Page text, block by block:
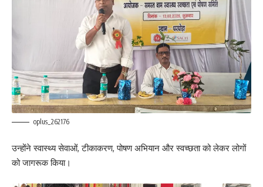
oplus_262176
उन्होंने स्वास्थ्य सेवाओं, टीकाकरण, पोषण अभियान और स्वच्छता को लेकर लोगों
को जागरूक किया।